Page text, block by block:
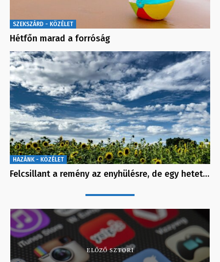
SZEKSZÁRD - KÖZÉLET
Hétfőn marad a forróság
HAZÁNK - KÖZÉLET
Felcsillant a remény az enyhülésre, de egy hetet…
ELŐZŐ SZTORI